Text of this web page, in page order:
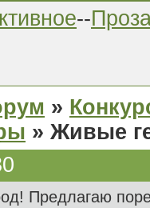
--
»
» Живые
Предлагаю